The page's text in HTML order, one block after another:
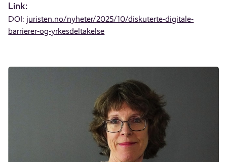
Link:
DOI: juristen.no/nyheter/2025/10/diskuterte-digitale-
barrierer-og-yrkesdeltakelse